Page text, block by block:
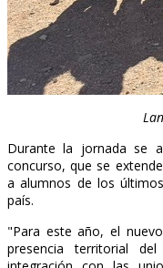
Durante la jornada se
concurso, que se
a alumnos de los
país.
"Para este año, el
presencia territorial